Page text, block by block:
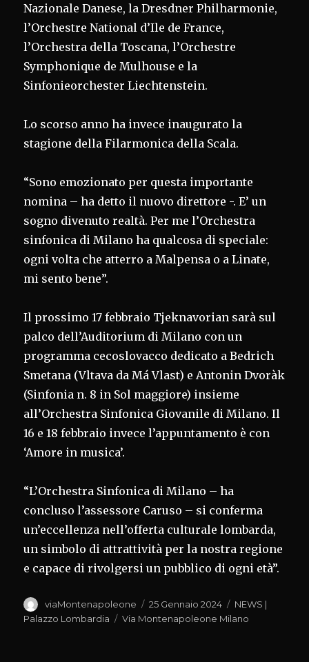
Nazionale Danese, la Dresdner Philharmonie,
l’Orchestre National d’Ile de France,
l’Orchestra della Toscana, l’Orchestre
Symphonique de Mulhouse e la
Sinfonieorchester Liechtenstein.
Lo scorso anno ha invece inaugurato la
stagione della Filarmonica della Scala.
“Sono emozionato per questa importante
nomina – ha detto il nuovo direttore -. E’ un
sogno divenuto realtà. Per me l’Orchestra
sinfonica di Milano ha qualcosa di speciale:
ogni volta che atterro a Malpensa o a Linate,
mi sento bene”.
Il prossimo 17 febbraio Tjeknavorian sarà sul
palco dell’Auditorium di Milano con un
programma cecoslovacco dedicato a Bedrich
Smetana (Vltava da Má Vlast) e Antonin Dvoràk
(Sinfonia n. 8 in Sol maggiore) insieme
all’Orchestra Sinfonica Giovanile di Milano. Il
16 e 18 febbraio invece l’appuntamento è con
‘Amore in musica’.
“L’Orchestra Sinfonica di Milano – ha
concluso l’assessore Caruso – si conferma
un’eccellenza nell’offerta culturale lombarda,
un simbolo di attrattività per la nostra regione
e capace di rivolgersi un pubblico di ogni età”.
Autore
viaMontenapoleone
Pubblicato
il
25 Gennaio 2024 Categorie
NEWS |
Palazzo Lombardia
Tag
Via Montenapoleone Milano